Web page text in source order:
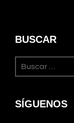
BUSCAR
SÍGUENOS